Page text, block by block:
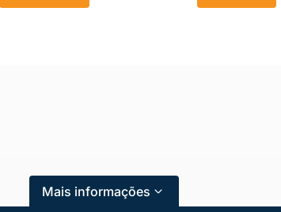
Mais informações